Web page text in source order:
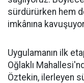
sürdürürken hem
imkânına
Uygulamanın ilk
Oğlaklı
Öztekin, ilerleyen